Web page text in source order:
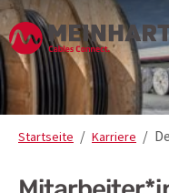
Skip to main content
Skip to page footer
Startseite Karriere